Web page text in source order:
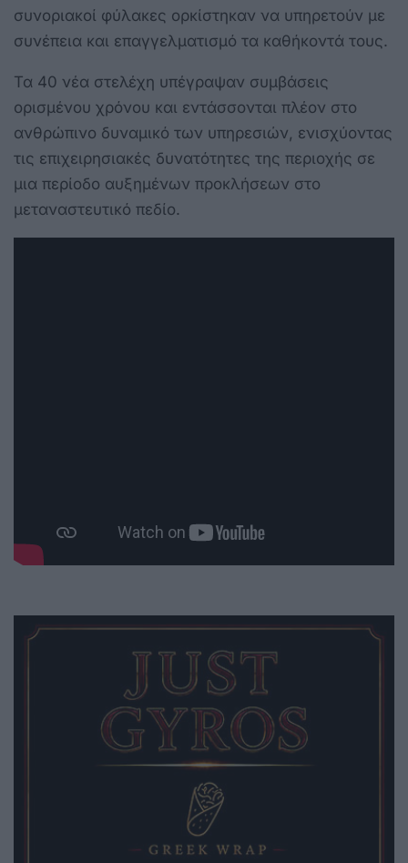
συνοριακοί φύλακες ορκίστηκαν να υπηρετούν με
συνέπεια και επαγγελματισμό τα καθήκοντά τους.
Τα 40 νέα στελέχη υπέγραψαν συμβάσεις
ορισμένου χρόνου και εντάσσονται πλέον στο
ανθρώπινο δυναμικό των υπηρεσιών, ενισχύοντας
τις επιχειρησιακές δυνατότητες της περιοχής σε
μια περίοδο αυξημένων προκλήσεων στο
μεταναστευτικό πεδίο.